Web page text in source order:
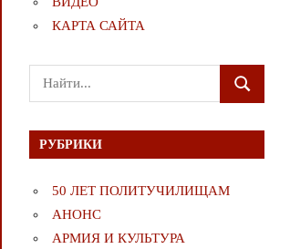
КАРТА САЙТА
Поиск
для:
ПОИСК
РУБРИКИ
50 ЛЕТ ПОЛИТУЧИЛИЩАМ
АНОНС
АРМИЯ И КУЛЬТУРА